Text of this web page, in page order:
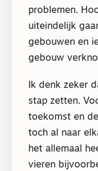
problemen.
uiteindelijk
gebouwen en
gebouw
Ik denk zeker
stap zetten.
toekomst en
toch al naar
het allemaal
vieren